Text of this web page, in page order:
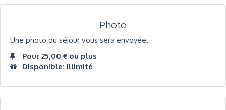
Photo
Une photo du séjour vous sera envoyée.
Pour 25,00 € ou plus
Disponible: Illimité